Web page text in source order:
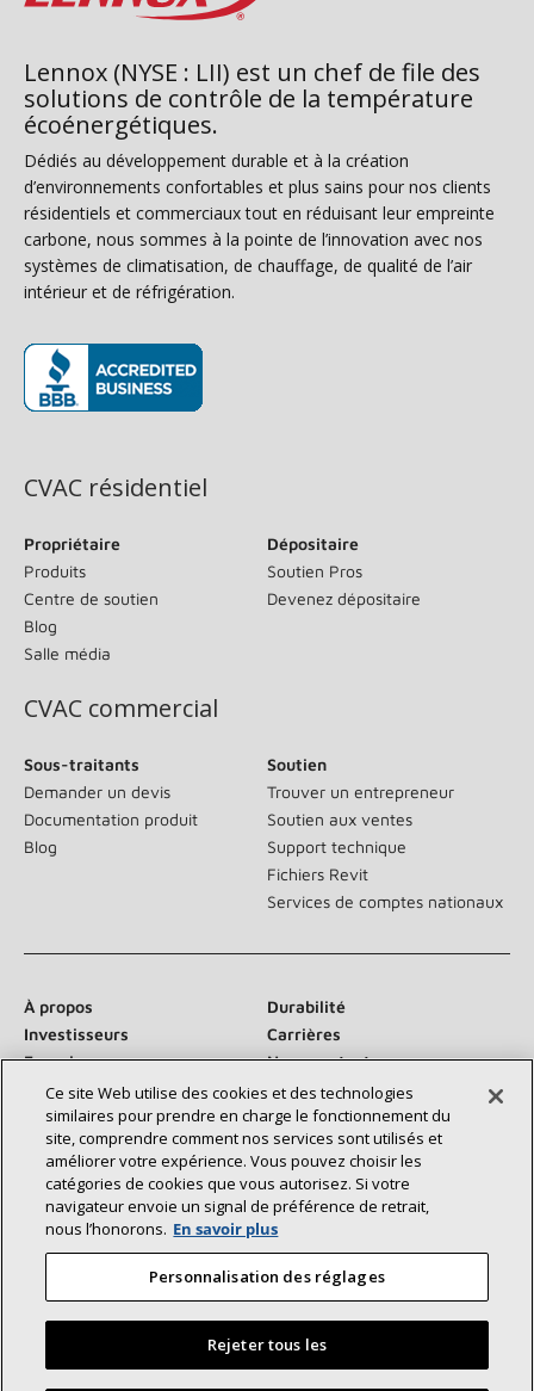
Lennox (NYSE : LII) est un chef de file des
solutions de contrôle de la température
écoénergétiques.
Dédiés au développement durable et à la création
d’environnements confortables et plus sains pour nos clients
résidentiels et commerciaux tout en réduisant leur empreinte
carbone, nous sommes à la pointe de l’innovation avec nos
systèmes de climatisation, de chauffage, de qualité de l’air
intérieur et de réfrigération.
CVAC résidentiel
Propriétaire
Produits
Centre de soutien
Blog
Salle média
Dépositaire
Soutien Pros
Devenez dépositaire
CVAC commercial
Sous-traitants
Demander un devis
Documentation produit
Blog
Soutien
Trouver un entrepreneur
Soutien aux ventes
Support technique
Fichiers Revit
Services de comptes nationaux
À propos
Durabilité
Investisseurs
Carrières
Fournisseurs
Nous contacter
Salle de presse
Communiquez avec nous :
©2026 Lennox International Inc.
Déclaration d’accessibilité
Confidentialité
Ce site Web utilise des cookies et des technologies
similaires pour prendre en charge le fonctionnement du
site, comprendre comment nos services sont utilisés et
améliorer votre expérience. Vous pouvez choisir les
catégories de cookies que vous autorisez. Si votre
navigateur envoie un signal de préférence de retrait,
nous l’honorons. En savoir plus
Personnalisation des réglages
Rejeter tous les